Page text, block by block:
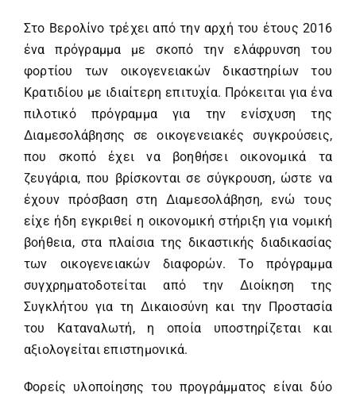
Στο Βερολίνο τρέχει από την αρχή του έτους 2016
ένα πρόγραμμα με σκοπό την ελάφρυνση του
φορτίου των οικογενειακών δικαστηρίων του
Κρατιδίου με ιδιαίτερη επιτυχία. Πρόκειται για ένα
πιλοτικό πρόγραμμα για την ενίσχυση της
Διαμεσολάβησης σε οικογενειακές συγκρούσεις,
που σκοπό έχει να βοηθήσει οικονομικά τα
ζευγάρια, που βρίσκονται σε σύγκρουση, ώστε να
έχουν πρόσβαση στη Διαμεσολάβηση, ενώ τους
είχε ήδη εγκριθεί η οικονομική στήριξη για νομική
βοήθεια, στα πλαίσια της δικαστικής διαδικασίας
των οικογενειακών διαφορών. Το πρόγραμμα
συγχρηματοδοτείται από την Διοίκηση της
Συγκλήτου για τη Δικαιοσύνη και την Προστασία
του Καταναλωτή, η οποία υποστηρίζεται και
αξιολογείται επιστημονικά.
Φορείς υλοποίησης του προγράμματος είναι δύο